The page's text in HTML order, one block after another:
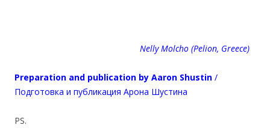
Nelly Molcho (Pelion, Greece)
Preparation and publication by Aaron Shustin /
Подготовка и публикация Арона Шустина
PS.